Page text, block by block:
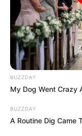
BUZZDAY
My Dog Went
BUZZDAY
A Routine Dig Came